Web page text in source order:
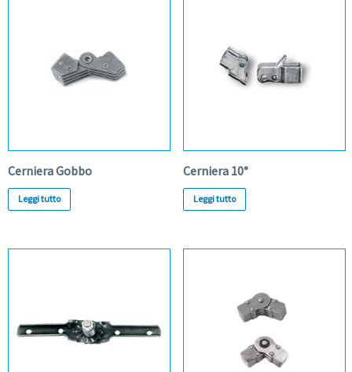
Cerniera Gobbo
Leggi tutto
Cerniera 10°
Leggi tutto